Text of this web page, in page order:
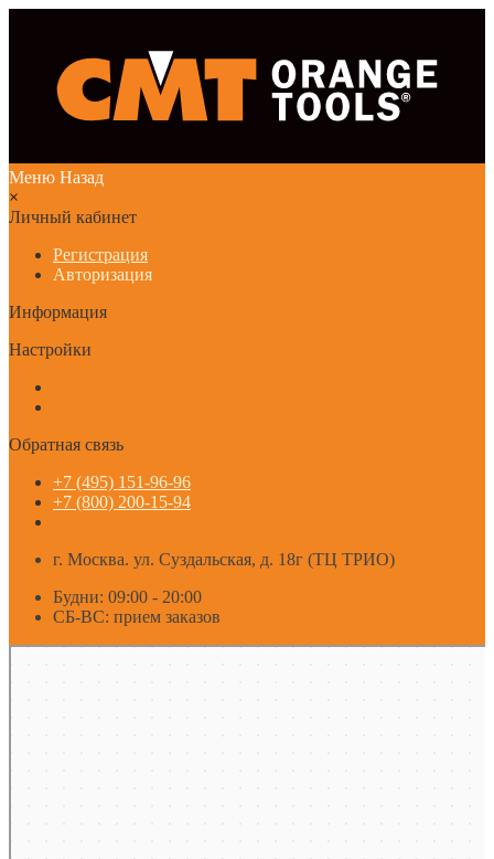
Меню Назад
×
Личный кабинет
Регистрация
Авторизация
Информация
Настройки
Обратная связь
+7 (495) 151-96-96
+7 (800) 200-15-94
г. Москва. ул. Суздальская, д. 18г (ТЦ ТРИО)
Будни: 09:00 - 20:00
СБ-ВС: прием заказов